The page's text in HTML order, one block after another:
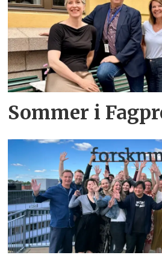
Sommer i